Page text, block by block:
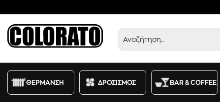
Προϊόντα
ΘΕΡΜΑΝΣΗ ΔΡΟΣΙΣΜΟΣ BAR & COFFEE